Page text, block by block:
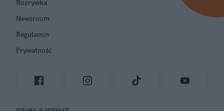
Rozrywka
Newsroom
Regulamin
Prywatność